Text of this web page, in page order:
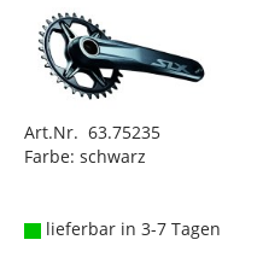
Art.Nr. 63.75235
Farbe: schwarz
lieferbar in 3-7 Tagen